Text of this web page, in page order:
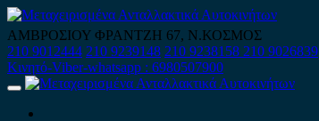
Skip
to
content
ΑΜΒΡΟΣΙΟΥ ΦΡΑΝΤΖΗ 67, Ν.ΚΟΣΜΟΣ
210 9012444 210 9239148 210 9238158 210 9026839
Κινητό-Viber-whatsapp : 6980507900
Primary